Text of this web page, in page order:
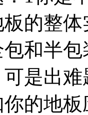
的整
和半
是出
的地